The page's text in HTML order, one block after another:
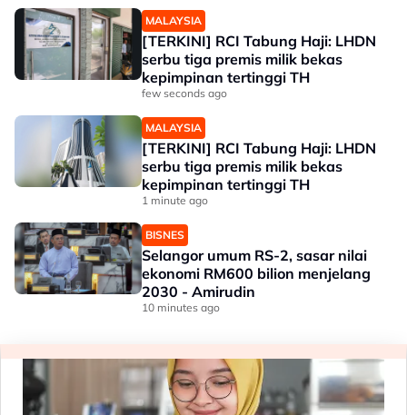
MALAYSIA
[TERKINI] RCI Tabung Haji: LHDN
serbu tiga premis milik bekas
kepimpinan tertinggi TH
few seconds ago
MALAYSIA
[TERKINI] RCI Tabung Haji: LHDN
serbu tiga premis milik bekas
kepimpinan tertinggi TH
1 minute ago
BISNES
Selangor umum RS-2, sasar nilai
ekonomi RM600 bilion menjelang
2030 - Amirudin
10 minutes ago